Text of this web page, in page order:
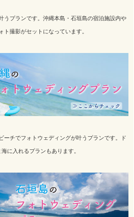
うプランです。沖縄本島・石垣島の宿泊施設内や
ト撮影がセットになっています。
ーチでフォトウェディングが叶うプランです。ド
に入れるプランもあります。